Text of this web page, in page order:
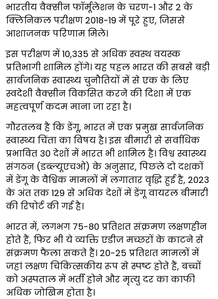
भारतीय वैक्सीन फॉर्मूलेशन के चरण-1 और 2 के
क्लिनिकल परीक्षण 2018-19 में पूरे हुए, जिससे
आशाजनक परिणाम मिले।
इस परीक्षण में 10,335 से अधिक स्वस्थ वयस्क
प्रतिभागी शामिल होंगे। यह पहल भारत की सबसे बड़ी
सार्वजनिक स्वास्थ्य चुनौतियों में से एक के लिए
स्वदेशी वैक्सीन विकसित करने की दिशा में एक
महत्वपूर्ण कदम माना जा रहा है।
गौरतलब है कि डेंगू, भारत में एक प्रमुख सार्वजनिक
स्वास्थ्य चिंता का विषय है। इस बीमारी से सर्वाधिक
प्रभावित 30 देशों में भारत भी शामिल है। विश्व स्वास्थ्य
संगठन (डब्‍ल्‍यूएचओ) के अनुसार, पिछले दो दशकों
में डेंगू के वैश्विक मामलों में लगातार वृद्धि हुई है, 2023
के अंत तक 129 से अधिक देशों में डेंगू वायरल बीमारी
की रिपोर्ट की गई है।
भारत में, लगभग 75-80 प्रतिशत संक्रमण लक्षणहीन
होते हैं, फिर भी ये व्यक्ति एडीज मच्छरों के काटने से
संक्रमण फैला सकते हैं। 20-25 प्रतिशत मामलों में
जहां लक्षण चिकित्सकीय रूप से स्पष्ट होते हैं, बच्चों
को अस्पताल में भर्ती होने और मृत्यु दर का काफी
अधिक जोखिम होता है।